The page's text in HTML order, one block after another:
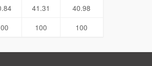
41.31
40.98
100 100